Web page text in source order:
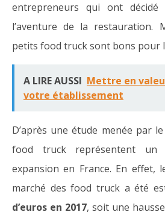
entrepreneurs qui ont
l’aventure de la restauration.
petits food truck sont bons pour
A LIRE AUSSI Mettre en
votre établissement
D’après une étude menée par
food truck représentent un
expansion en France. En effet,
marché des food truck a été
d’euros en 2017, soit une